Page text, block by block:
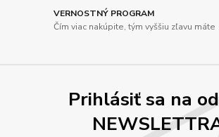
VERNOSTNÝ PROGRAM
Čím viac nakúpite, tým vyššiu zľavu máte
Prihlásiť sa na